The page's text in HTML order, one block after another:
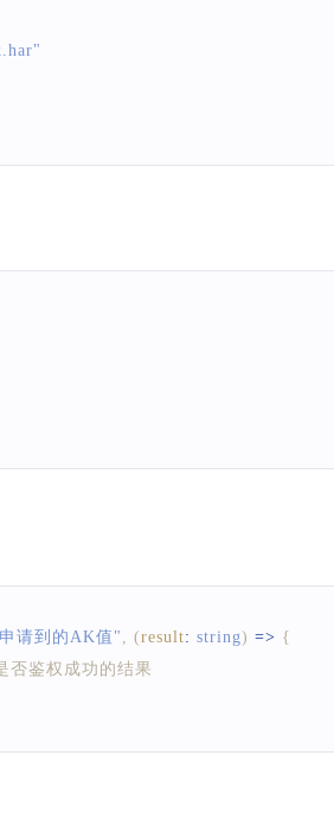
请到的AK值" (result: string) => {
否鉴权成功的结果